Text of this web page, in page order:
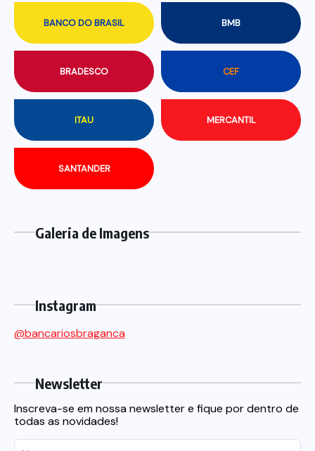
BANCO DO BRASIL BMB
BRADESCO CEF
ITAU MERCANTIL
SANTANDER
Galeria de Imagens
Instagram
@bancariosbraganca
Newsletter
Inscreva-se em nossa newsletter e fique por dentro de
todas as novidades!